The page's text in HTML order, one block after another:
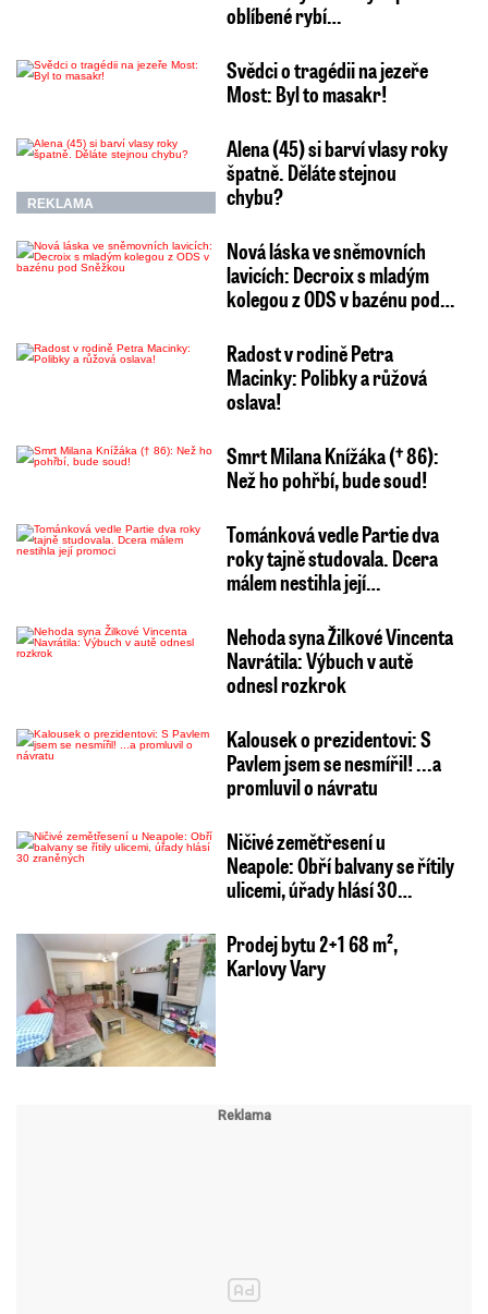
oblíbené rybí…
Svědci o tragédii na jezeře
Most: Byl to masakr!
REKLAMA
Alena (45) si barví vlasy roky
špatně. Děláte stejnou
chybu?
Nová láska ve sněmovních
lavicích: Decroix s mladým
kolegou z ODS v bazénu pod…
Radost v rodině Petra
Macinky: Polibky a růžová
oslava!
Smrt Milana Knížáka († 86):
Než ho pohřbí, bude soud!
Tománková vedle Partie dva
roky tajně studovala. Dcera
málem nestihla její…
Nehoda syna Žilkové Vincenta
Navrátila: Výbuch v autě
odnesl rozkrok
Kalousek o prezidentovi: S
Pavlem jsem se nesmířil! ...a
promluvil o návratu
Ničivé zemětřesení u
Neapole: Obří balvany se řítily
ulicemi, úřady hlásí 30…
Prodej bytu 2+1 68 m²,
Karlovy Vary